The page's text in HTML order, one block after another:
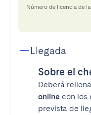
Número de licencia de
Llegada
Sobre el
Deberá
online con los
prevista de